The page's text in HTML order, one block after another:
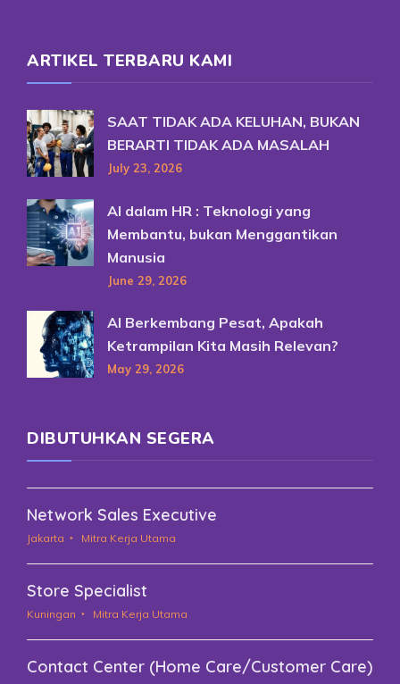
ARTIKEL TERBARU KAMI
SAAT TIDAK ADA KELUHAN, BUKAN
BERARTI TIDAK ADA MASALAH
July 23, 2026
AI dalam HR : Teknologi yang
Membantu, bukan Menggantikan
Manusia
June 29, 2026
AI Berkembang Pesat, Apakah
Ketrampilan Kita Masih Relevan?
May 29, 2026
DIBUTUHKAN SEGERA
Network Sales Executive
Jakarta Mitra Kerja Utama
Store Specialist
Kuningan Mitra Kerja Utama
Contact Center (Home Care/Customer Care)